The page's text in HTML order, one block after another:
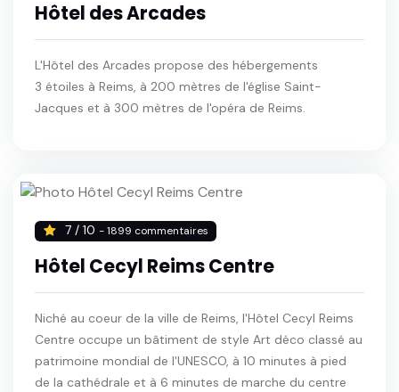
Hôtel des Arcades
L'Hôtel des Arcades propose des hébergements
3 étoiles à Reims, à 200 mètres de l'église Saint-
Jacques et à 300 mètres de l'opéra de Reims.
7 / 10 - 1899 commentaires
Hôtel Cecyl Reims Centre
Niché au coeur de la ville de Reims, l'Hôtel Cecyl Reims
Centre occupe un bâtiment de style Art déco classé au
patrimoine mondial de l'UNESCO, à 10 minutes à pied
de la cathédrale et à 6 minutes de marche du centre